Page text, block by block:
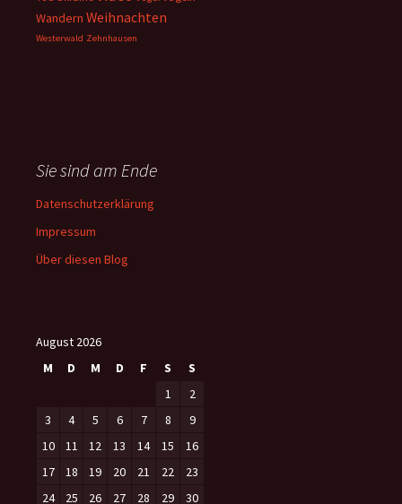
Wandern Weihnachten
Westerwald Zehnhausen
Sie sind am Ende
Datenschutzerklärung
Impressum
Über diesen Blog
August 2026
M
D M D F S
S
1
2
3
4 5 6 7 8
9
10
11 12 13 14 15
16
17
18 19 20 21 22
23
24
25 26 27 28 29 30